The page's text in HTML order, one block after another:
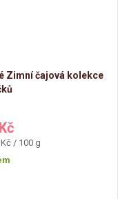
Zimní čajová kolekce
/ 100 g